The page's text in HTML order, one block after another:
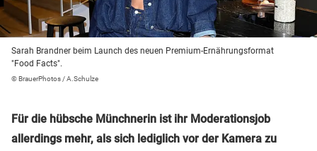
Sarah Brandner beim Launch des neuen Premium-Ernährungsformat
"Food Facts".
© BrauerPhotos / A.Schulze
Für die hübsche Münchnerin ist ihr Moderationsjob
allerdings mehr, als sich lediglich vor der Kamera zu